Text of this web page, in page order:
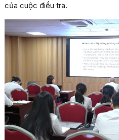
của cuộc điều tra.